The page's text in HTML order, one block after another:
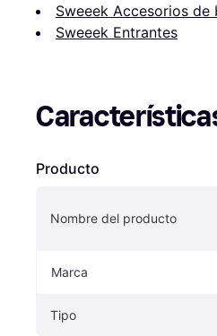
Sweeek Accesorios de
Sweeek Entrantes
Producto
Nombre del producto
Marca
Tipo